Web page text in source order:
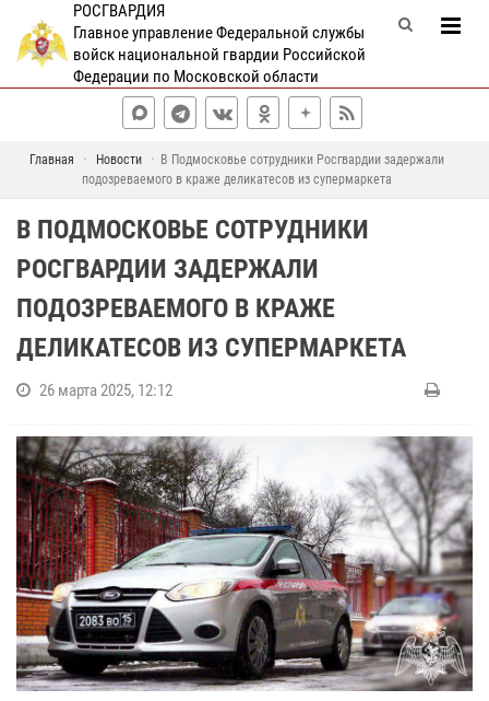
РОСГВАРДИЯ
Главное управление Федеральной службы
войск национальной гвардии Российской
Федерации по Московской области
Главная Новости
В Подмосковье сотрудники Росгвардии задержали
подозреваемого в краже деликатесов из супермаркета
В ПОДМОСКОВЬЕ СОТРУДНИКИ
РОСГВАРДИИ ЗАДЕРЖАЛИ
ПОДОЗРЕВАЕМОГО В КРАЖЕ
ДЕЛИКАТЕСОВ ИЗ СУПЕРМАРКЕТА
26 марта 2025, 12:12